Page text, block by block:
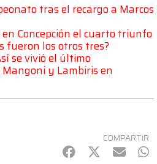
tras el recargo a Marcos
Concepción el cuarto triunfo
fueron los otros tres?
se vivió el último
y Lambiris en
COMPARTIR
Facebook
Twitter
mail